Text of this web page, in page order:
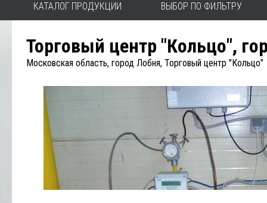
КАТАЛОГ ПРОДУКЦИИ ВЫБОР ПО ФИЛЬТРУ
Торговый центр "Кольцо",
Московская область, город Лобня, Торговый центр "Кольцо"